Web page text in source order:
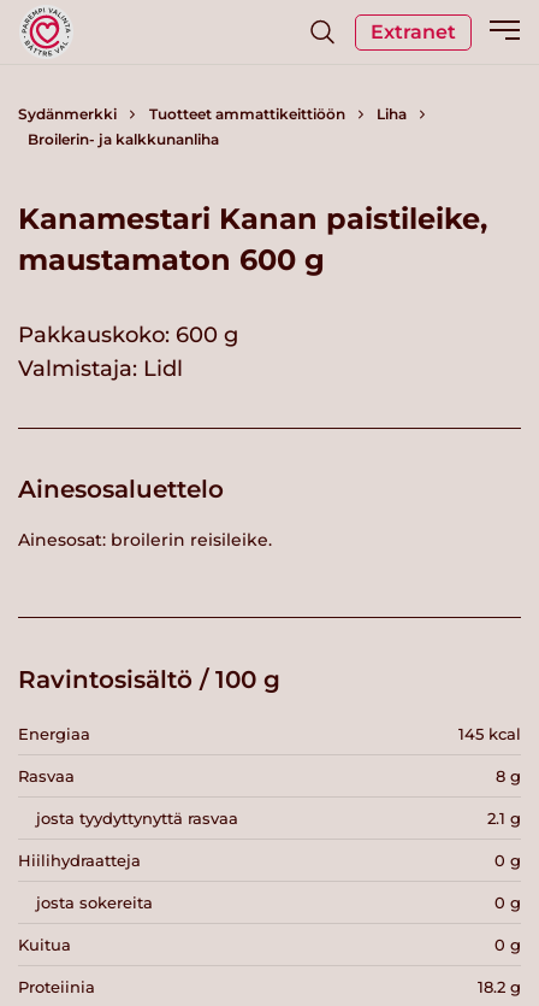
Extranet
Sydänmerkki Tuotteet ammattikeittiöön
Liha
Broilerin- ja kalkkunanliha
Kanamestari Kanan paistileike,
maustamaton 600 g
Pakkauskoko: 600 g
Valmistaja: Lidl
Ainesosaluettelo
Ainesosat: broilerin reisileike.
Ravintosisältö / 100 g
Energiaa 145 kcal
Rasvaa 8 g
josta tyydyttynyttä rasvaa 2.1 g
Hiilihydraatteja 0 g
josta sokereita 0 g
Kuitua 0 g
Proteiinia 18.2 g